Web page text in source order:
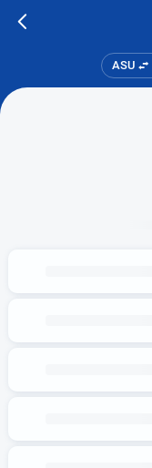
ASU